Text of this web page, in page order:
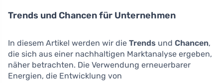
Trends und Chancen für Unternehmen
In diesem Artikel werden wir die Trends und Chancen,
die sich aus einer nachhaltigen Marktanalyse ergeben,
näher betrachten. Die Verwendung erneuerbarer
Energien, die Entwicklung von